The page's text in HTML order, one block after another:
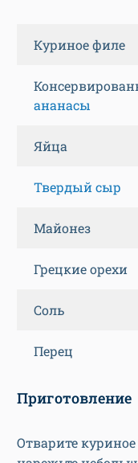
Куриное филе
ананасы
Яйца
Твердый сыр
Майонез
Грецкие орехи
Соль
Перец
Приготовление
Отварите